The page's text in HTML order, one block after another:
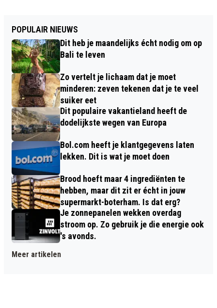
POPULAIR NIEUWS
Dit heb je maandelijks écht nodig om op
Bali te leven
Zo vertelt je lichaam dat je moet
minderen: zeven tekenen dat je te veel
suiker eet
Dit populaire vakantieland heeft de
dodelijkste wegen van Europa
Bol.com heeft je klantgegevens laten
lekken. Dit is wat je moet doen
Brood hoeft maar 4 ingrediënten te
hebben, maar dit zit er écht in jouw
supermarkt-boterham. Is dat erg?
Je zonnepanelen wekken overdag
stroom op. Zo gebruik je die energie ook
's avonds.
Meer artikelen